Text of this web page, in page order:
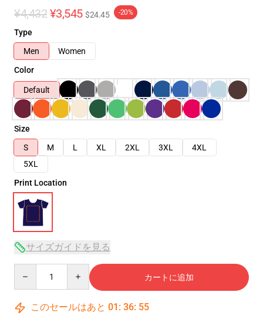
¥4,432 ¥3,545 $24.45 -20%
Type
Men
Women
Color
Default
Size
S
M L XL 2XL 3XL
4XL
5XL
Print Location
サイズガイドを見る
カートに追加
このセールはあと 01 : 36: 54